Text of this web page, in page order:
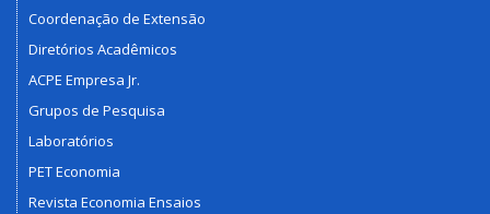
Coordenação de Extensão
Diretórios Acadêmicos
ACPE Empresa Jr.
Grupos de Pesquisa
Laboratórios
PET Economia
Revista Economia Ensaios